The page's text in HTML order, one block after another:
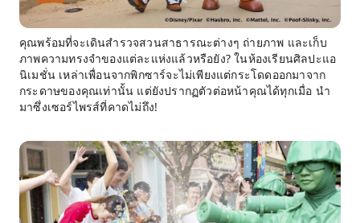
คุณพร้อมที่จะเดินสำรวจสวนสาธารณะต่างๆ ถ่ายภาพ และเก็บ
ภาพความทรงจำของแต่ละแห่งแล้วหรือยัง? ในห้องเรียนศิลปะแอ
นิเมชั่น เหล่าเพื่อนจากพิกซาร์จะไม่เพียงแต่กระโดดออกมาจาก
กระดาษของคุณเท่านั้น แต่ยังปรากฏตัวต่อหน้าคุณได้ทุกเมื่อ นำ
มาซึ่งเซอร์ไพรส์ที่คาดไม่ถึง!